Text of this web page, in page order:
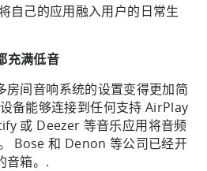
自己的应用融入用户的日常生
充满低音
间音响系统的设置变得更加简
备能够连接到任何支持 AirPlay
或 Deezer 等音乐应用将音频
Bose 和 Denon 等公司已经开
音箱。.